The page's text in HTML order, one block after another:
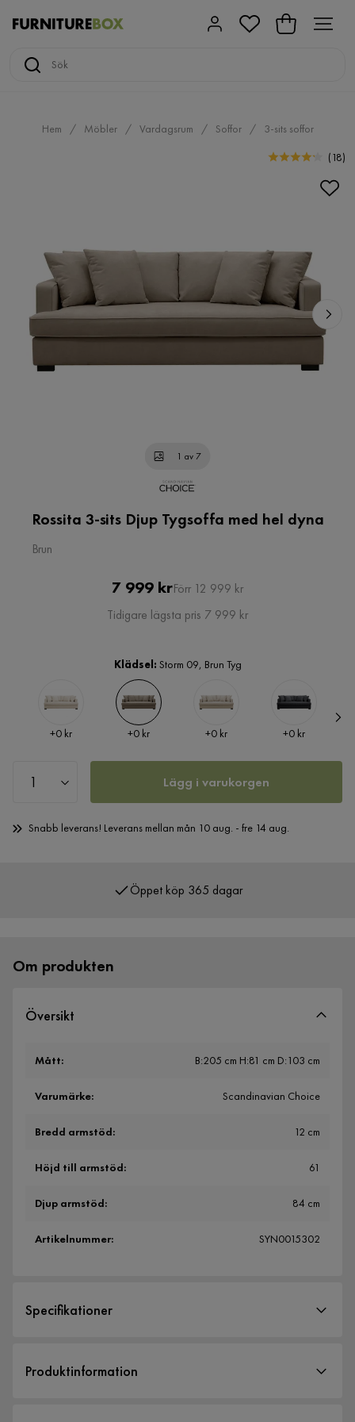
Hem Möbler Vardagsrum Soffor
3-sits soffor
(18)
1 av 7
Rossita 3-sits Djup Tygsoffa med hel dyna
Brun
Pris
7 999 krOriginal
Pris
Förr 12 999 kr
Tidigare lägsta pris 7 999 kr
Klädsel: Storm 09, Brun Tyg
Pris
+0 kr Pris
+0 kr Pris
+0 kr Pris
+0 kr
Lägg i varukorgen
Snabb leverans! Leverans mellan mån 10 aug. - fre 14 aug.
Öppet köp 365 dagar
Om produkten
Översikt
Mått: B:205 cm H:81 cm D:103 cm
Varumärke: Scandinavian Choice
Bredd armstöd: 12 cm
Höjd till armstöd: 61
Djup armstöd: 84 cm
Artikelnummer: SYN0015302
Specifikationer
Storlek
Produktinformation